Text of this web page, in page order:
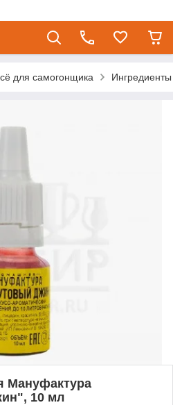
для самогонщика
Мануфактура
10 мл